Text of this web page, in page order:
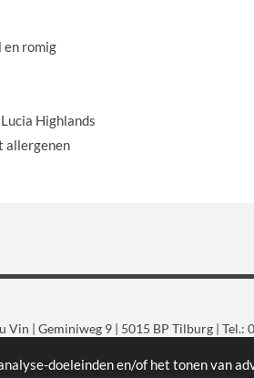
doeleinden en/of het tonen van
romig
Highlands
allergenen
Vin | Geminiweg 9 | 5015 BP Tilburg |
du Vin